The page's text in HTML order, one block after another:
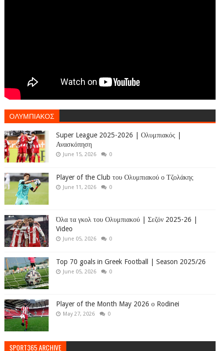
ΟΛΥΜΠΙΑΚΟΣ
Super League 2025-2026 | Ολυμπιακός |
Ανασκόπηση
June 15, 2026 0
Player of the Club του Ολυμπιακού ο Τζολάκης
June 11, 2026 0
Όλα τα γκολ του Ολυμπιακού | Σεζόν 2025-26 |
Video
June 05, 2026 0
Top 70 goals in Greek Football | Season 2025/26
June 05, 2026 0
Player of the Month May 2026 ο Rodinei
May 27, 2026 0
SPORT365 ARCHIVE